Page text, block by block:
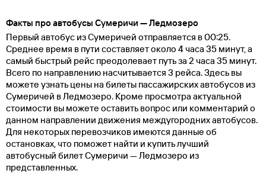
Факты про автобусы Сумеричи — Ледмозеро
Первый автобус из Сумеричей отправляется в 00:25.
Среднее время в пути составляет около 4 часа 35 минут, а
самый быстрый рейс преодолевает путь за 2 часа 35 минут.
Всего по направлению насчитывается 3 рейса. Здесь вы
можете узнать цены на билеты пассажирских автобусов из
Сумеричей в Ледмозеро. Кроме просмотра актуальной
стоимости вы можете оставить вопрос или комментарий о
данном направлении движения междугородних автобусов.
Для некоторых перевозчиков имеются данные об
остановках, что поможет найти и купить лучший
автобусный билет Сумеричи — Ледмозеро из
представленных.